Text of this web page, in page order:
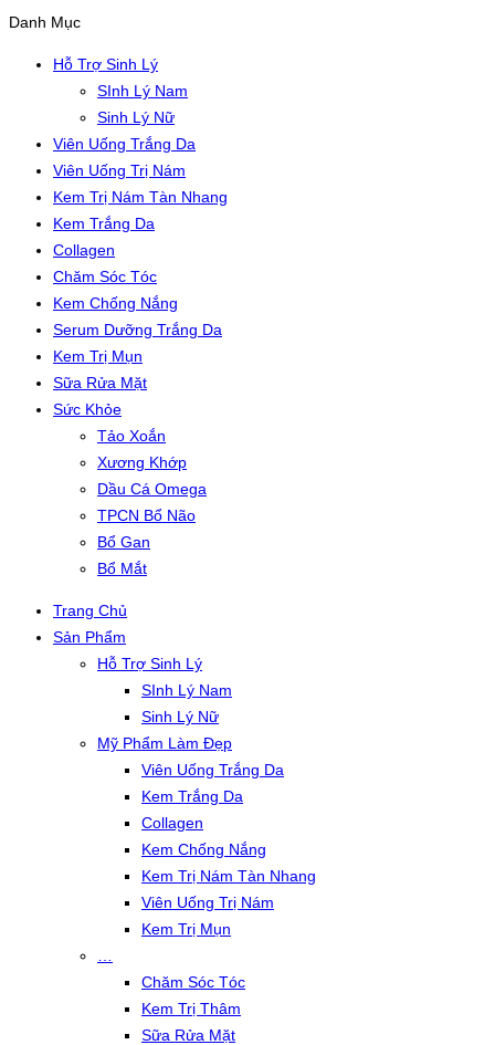
Danh Mục
Hỗ Trợ Sinh Lý
SInh Lý Nam
Sinh Lý Nữ
Viên Uống Trắng Da
Viên Uống Trị Nám
Kem Trị Nám Tàn Nhang
Kem Trắng Da
Collagen
Chăm Sóc Tóc
Kem Chống Nắng
Serum Dưỡng Trắng Da
Kem Trị Mụn
Sữa Rửa Mặt
Sức Khỏe
Tảo Xoắn
Xương Khớp
Dầu Cá Omega
TPCN Bổ Não
Bổ Gan
Bổ Mắt
Trang Chủ
Sản Phẩm
Hỗ Trợ Sinh Lý
SInh Lý Nam
Sinh Lý Nữ
Mỹ Phẩm Làm Đẹp
Viên Uống Trắng Da
Kem Trắng Da
Collagen
Kem Chống Nắng
Kem Trị Nám Tàn Nhang
Viên Uống Trị Nám
Kem Trị Mụn
Chăm Sóc Tóc
Kem Trị Thâm
Sữa Rửa Mặt